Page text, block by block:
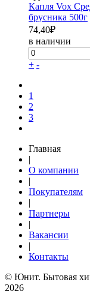
Капля Vox
брусника 500г
74,40₽
в наличии
+ -
1
2
3
Главная
|
О компании
|
Покупателям
|
Партнеры
|
Вакансии
|
Контакты
© Юнит. Бытовая
2026